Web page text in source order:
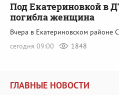
Под Екатериновкой в
погибла женщина
Вчера в Екатериновском районе
сегодня 09:00
1848
ГЛАВНЫЕ НОВОСТИ